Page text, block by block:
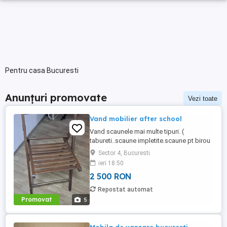
Pentru casa Bucuresti
Anunțuri promovate Vezi toate
Promovat 5
Vand mobilier after school
Vand scaunele mai multe tipuri. (
tabureti..scaune impletite.scaune pt birou
pt copii.)Birouri din lemn masiv.mahon.Tot
ce apare in poze la 2500 lei . ofer
transport in Bucuresti tel .
Sector 4, Bucuresti
ieri 18:50
2 500 RON
Repostat automat